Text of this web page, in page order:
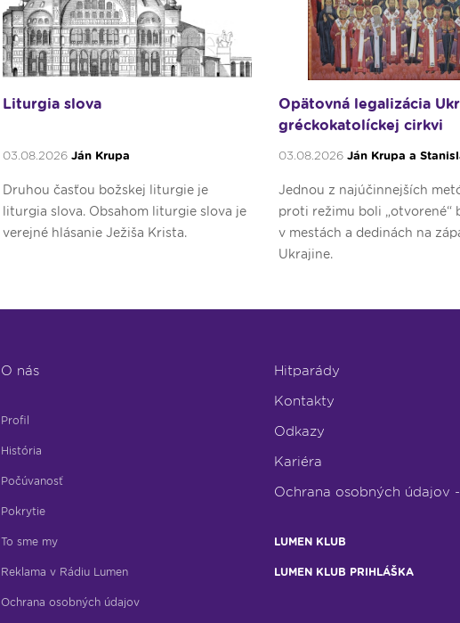
Liturgia slova
03.08.2026 Ján Krupa
Druhou časťou božskej liturgie je
liturgia slova. Obsahom liturgie slova je
verejné hlásanie Ježiša Krista.
Opätovná legalizácia
gréckokatolíckej cirkvi
03.08.2026 Ján Krupa a
Jednou z najúčinnejších
proti režimu boli „otvorené“
v mestách a dedinách na
Ukrajine.
O nás
Profil
História
Počúvanosť
Pokrytie
To sme my
Reklama v Rádiu Lumen
Ochrana osobných údajov
Hitparády
Kontakty
Odkazy
Kariéra
Ochrana osobných údajov
LUMEN KLUB
LUMEN KLUB PRIHLÁŠKA